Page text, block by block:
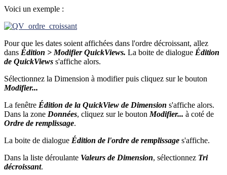
Voici un exemple :
Pour que les dates soient affichées dans l'ordre décroissant, allez
dans Édition > Modifier QuickViews. La boite de dialogue Édition
de QuickViews s'affiche alors.
Sélectionnez la Dimension à modifier puis cliquez sur le bouton
Modifier...
La fenêtre Édition de la QuickView de Dimension s'affiche alors.
Dans la zone Données, cliquez sur le bouton Modifier... à coté de
Ordre de remplissage.
La boite de dialogue Édition de l'ordre de remplissage s'affiche.
Dans la liste déroulante Valeurs de Dimension, sélectionnez Tri
décroissant.